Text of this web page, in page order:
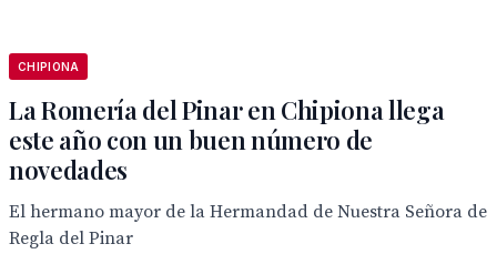
CHIPIONA
La Romería del Pinar en Chipiona llega
este año con un buen número de
novedades
El hermano mayor de la Hermandad de Nuestra Señora de
Regla del Pinar